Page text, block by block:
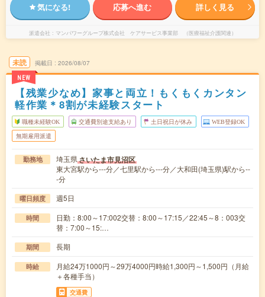
気になる! 応募へ進む 詳しく見る
派遣会社 マンパワーグループ株式会社 ケアサービス事業部 （医療福祉介護関連）
未読
NEW
掲載日 2026/08/07
【残業少なめ】家事と両立！もくもくカンタン
軽作業＊8割が未経験スタート
職種未経験OK 交通費別途支給あり 土日祝日が休み WEB登録OK
無期雇用派遣
勤務地 埼玉県さいたま市見沼区
東大宮駅から---分／七里駅から---分／大和田(埼玉県)駅から--
-分
曜日頻度 週5日
時間
日勤：8:00～17:002交替：8:00～17:15／22:45～8：003交
替：7:00～15:…
期間 長期
時給
月給24万1000円～29万4000円時給1,300円～1,500円（月給
＋各種手当）
交通費